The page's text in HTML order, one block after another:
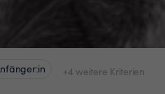
+4 weitere Kriterien